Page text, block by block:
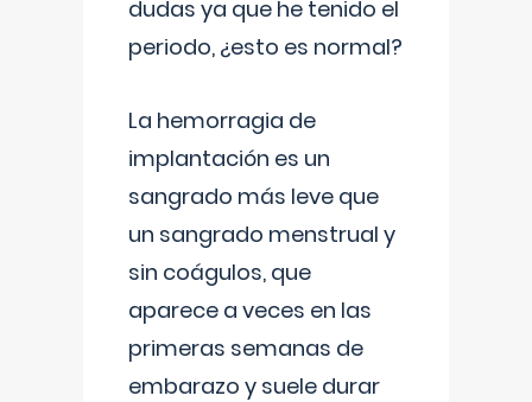
dudas ya que he tenido el
periodo, ¿esto es normal?
La hemorragia de
implantación es un
sangrado más leve que
un sangrado menstrual y
sin coágulos, que
aparece a veces en las
primeras semanas de
embarazo y suele durar